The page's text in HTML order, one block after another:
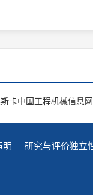
卡中国工程机械信息网
明 研究与评价独立